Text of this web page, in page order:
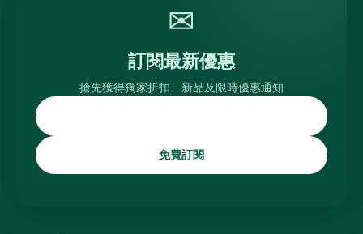
✉
訂閱最新優惠
搶先獲得獨家折扣、新品及限時優惠通知
免費訂閱